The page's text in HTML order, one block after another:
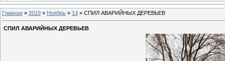
Главная » 2019 » Ноябрь » 14 » СПИЛ АВАРИЙНЫХ ДЕРЕВЬЕВ
СПИЛ АВАРИЙНЫХ ДЕРЕВЬЕВ